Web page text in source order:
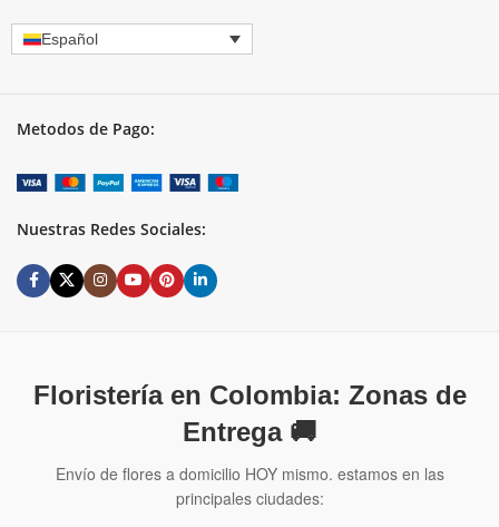
Español
Metodos de Pago:
Nuestras Redes Sociales:
Floristería en Colombia: Zonas de
Entrega 🚚
Envío de flores a domicilio HOY mismo. estamos en las
principales ciudades: